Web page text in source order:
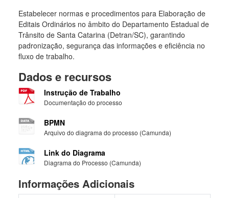
Estabelecer normas e procedimentos para Elaboração de
Editais Ordinários no âmbito do Departamento Estadual de
Trânsito de Santa Catarina (Detran/SC), garantindo
padronização, segurança das informações e eficiência no
fluxo de trabalho.
Dados e recursos
Instrução de Trabalho
Documentação do processo
BPMN
Arquivo do diagrama do processo (Camunda)
Link do Diagrama
Diagrama do Processo (Camunda)
Informações Adicionais